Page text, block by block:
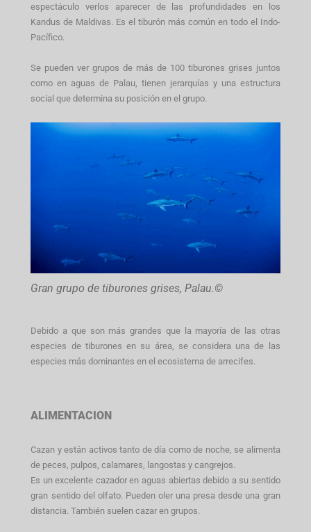
espectáculo verlos aparecer de las profundidades en los
Kandus de Maldivas. Es el tiburón más común en todo el Indo-
Pacífico.
Se pueden ver grupos de más de 100 tiburones grises juntos
como en aguas de Palau, tienen jerarquías y una estructura
social que determina su posición en el grupo.
Gran grupo de tiburones grises, Palau.©
Debido a que son más grandes que la mayoría de las otras
especies de tiburones en su área, se considera una de las
especies más dominantes en el ecosistema de arrecifes.
ALIMENTACION
Cazan y están activos tanto de día como de noche, se alimenta
de peces, pulpos, calamares, langostas y cangrejos.
Es un excelente cazador en aguas abiertas debido a su sentido
gran sentido del olfato. Pueden oler una presa desde una gran
distancia. También suelen cazar en grupos.